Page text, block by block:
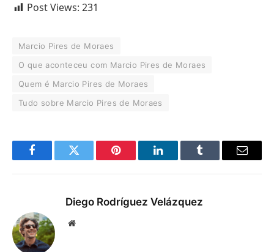
Post Views: 231
Marcio Pires de Moraes
O que aconteceu com Marcio Pires de Moraes
Quem é Marcio Pires de Moraes
Tudo sobre Marcio Pires de Moraes
FacebookTwitter Pinterest LinkedInTumblr Email
Diego Rodríguez Velázquez
Website